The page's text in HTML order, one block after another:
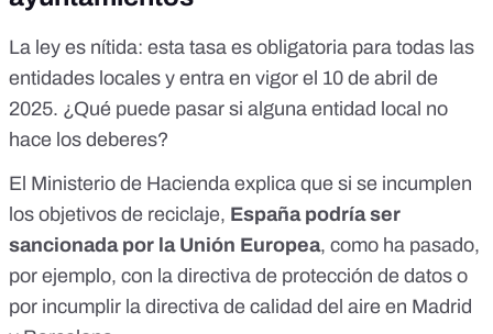
La ley es nítida: esta tasa es obligatoria para todas las
entidades locales y entra en vigor el 10 de abril de
2025. ¿Qué puede pasar si alguna entidad local no
hace los deberes?
El Ministerio de Hacienda explica que si se incumplen
los objetivos de reciclaje, España podría ser
sancionada por la Unión Europea, como ha pasado,
por ejemplo, con la directiva de protección de datos o
por incumplir la directiva de calidad del aire en Madrid